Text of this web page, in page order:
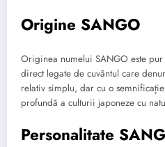
Origine SANGO
Originea numelui SANGO este
direct legate de cuvântul care
relativ simplu, dar cu o
profundă a culturii japoneze cu
Personalitate